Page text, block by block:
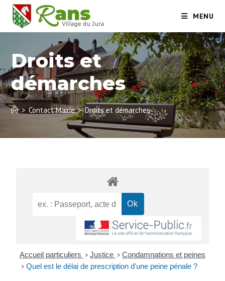
MENU
Droits et
démarches
> Contact Mairie > Droits et démarches
Accueil particuliers > Justice > Condamnations et peines
> Quel est le délai de prescription d'une peine pénale ?